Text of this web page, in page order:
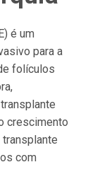
é um
para a
folículos
crescimento
com